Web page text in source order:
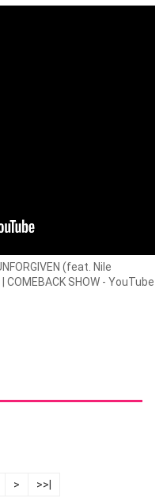
(feat. Nile
COMEBACK SHOW - YouTube
> >>|